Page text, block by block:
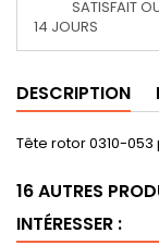
SATISFAIT
14 JOURS
DESCRIPTION
Tête rotor 0310-053
16 AUTRES
INTÉRESSER :